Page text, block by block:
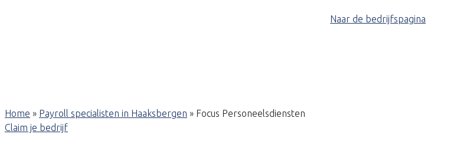
Naar de bedrijfspagina
Home » Payroll specialisten in Haaksbergen » Focus Personeelsdiensten
Claim je bedrijf